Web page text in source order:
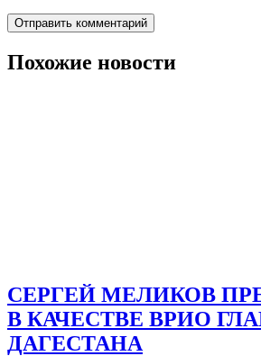
Похожие новости
СЕРГЕЙ МЕЛИКОВ
В КАЧЕСТВЕ ВРИО
ДАГЕСТАНА